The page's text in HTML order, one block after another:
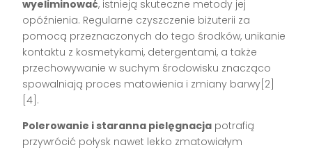
wyeliminować, istnieją skuteczne metody jej
opóźnienia. Regularne czyszczenie biżuterii za
pomocą przeznaczonych do tego środków, unikanie
kontaktu z kosmetykami, detergentami, a także
przechowywanie w suchym środowisku znacząco
spowalniają proces matowienia i zmiany barwy[2]
[4].
Polerowanie i staranna pielęgnacja potrafią
przywrócić połysk nawet lekko zmatowiałym